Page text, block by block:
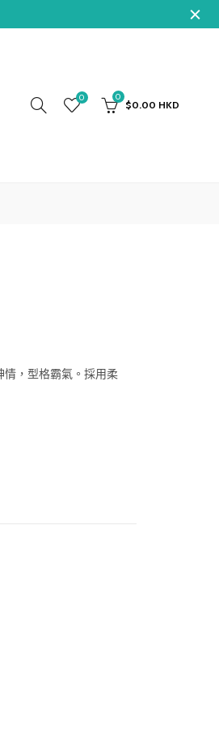
0 0
$0.00 HKD
情，型格霸氣。採用柔